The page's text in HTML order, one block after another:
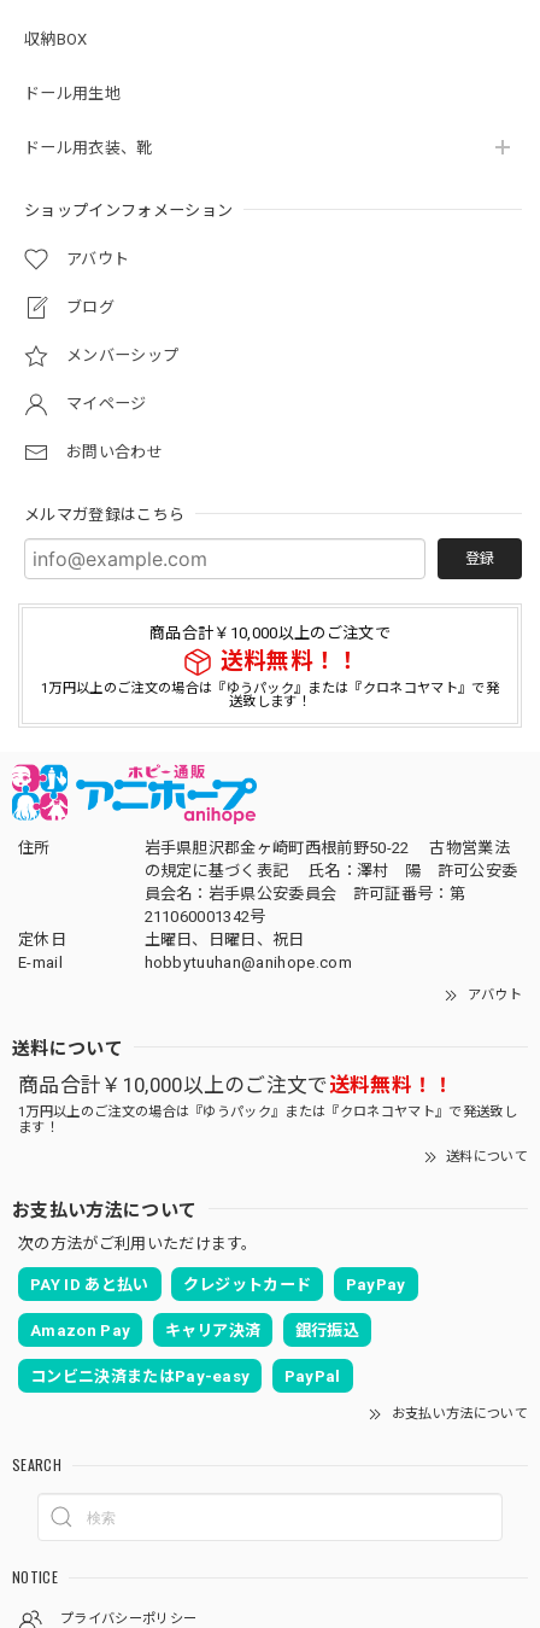
収納BOX
ドール用生地
ドール用衣装、靴
ショップインフォメーション
アバウト
ブログ
メンバーシップ
マイページ
お問い合わせ
メルマガ登録はこちら
登録
商品合計￥10,000以上のご注文で
送料無料！！
1万円以上のご注文の場合は『ゆうパック』または『クロネコヤマト』で発
送致します！
住所
岩手県胆沢郡金ヶ崎町西根前野50-22 古物営業法
の規定に基づく表記 氏名：澤村 陽 許可公安委
員会名：岩手県公安委員会 許可証番号：第
211060001342号
定休日
土曜日、日曜日、祝日
E-mail
hobbytuuhan@anihope.com
アバウト
送料について
商品合計￥10,000以上のご注文で送料無料！！
1万円以上のご注文の場合は『ゆうパック』または『クロネコヤマト』で発送致し
ます！
送料について
お支払い方法について
次の方法がご利用いただけます。
PAY ID あと払い クレジットカード PayPay
Amazon Pay キャリア決済 銀行振込
コンビニ決済またはPay-easy PayPal
お支払い方法について
SEARCH
NOTICE
プライバシーポリシー